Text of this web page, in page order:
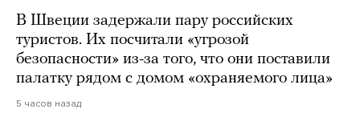
В Швеции задержали пару российских
туристов. Их посчитали «угрозой
безопасности» из-за того, что они поставили
палатку рядом с домом «охраняемого лица»
5 часов назад